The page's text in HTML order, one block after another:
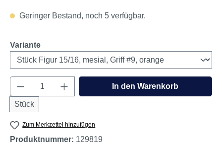
Geringer Bestand, noch 5 verfügbar.
Varianteauswählen
Produkt Anzahl: Gib den gewünschten
Stück
In den Warenkorb
Zum Merkzettel hinzufügen
Produktnummer: 129819